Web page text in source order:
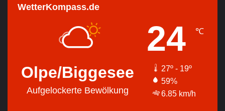
WetterKompass.de
Olpe/Biggesee
Aufgelockerte Bewölkung
24 ℃
27º - 19º
59%
6.85 km/h